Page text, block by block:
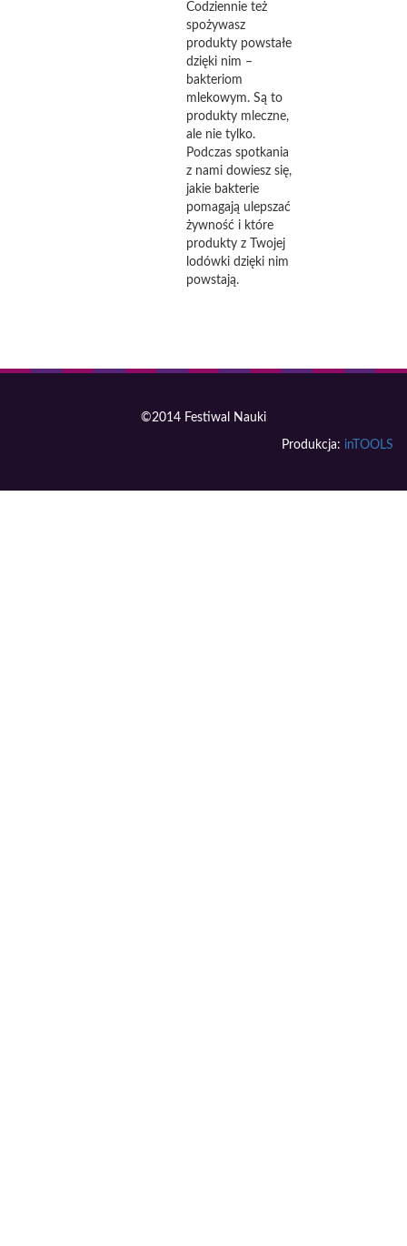
Codziennie też
spożywasz
produkty powstałe
dzięki nim –
bakteriom
mlekowym. Są to
produkty mleczne,
ale nie tylko.
Podczas spotkania
z nami dowiesz się,
jakie bakterie
pomagają ulepszać
żywność i które
produkty z Twojej
lodówki dzięki nim
powstają.
©2014 Festiwal Nauki
Produkcja: inTOOLS